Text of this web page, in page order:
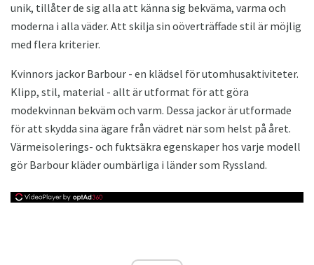
unik, tillåter de sig alla att känna sig bekväma, varma och
moderna i alla väder. Att skilja sin oöverträffade stil är möjlig
med flera kriterier.
Kvinnors jackor Barbour - en klädsel för utomhusaktiviteter.
Klipp, stil, material - allt är utformat för att göra
modekvinnan bekväm och varm. Dessa jackor är utformade
för att skydda sina ägare från vädret när som helst på året.
Värmeisolerings- och fuktsäkra egenskaper hos varje modell
gör Barbour kläder oumbärliga i länder som Ryssland.